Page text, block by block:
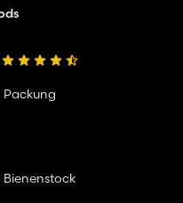
Packung
Bienenstock